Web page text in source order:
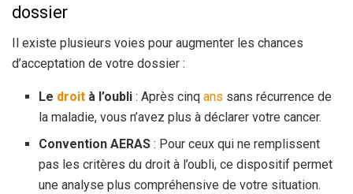
dossier
Il existe plusieurs voies pour augmenter les chances
d’acceptation de votre dossier :
Le droit à l’oubli : Après cinqans sans récurrence de
la maladie, vous n’avez plus à déclarer votre cancer.
Convention AERAS : Pour ceux qui ne remplissent
pas les critères du droit à l’oubli, ce dispositif permet
une analyse plus compréhensive de votre situation.